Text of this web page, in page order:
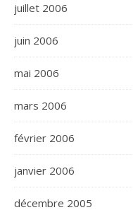
juillet 2006
juin 2006
mai 2006
mars 2006
février 2006
janvier 2006
décembre 2005